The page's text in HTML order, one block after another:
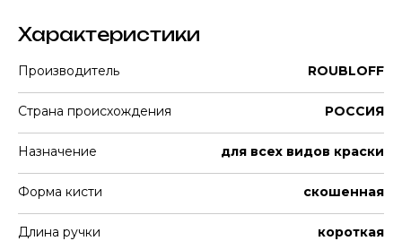
Характеристики
Производитель ROUBLOFF
Страна происхождения РОССИЯ
Назначение для всех видов краски
Форма кисти скошенная
Длина ручки короткая